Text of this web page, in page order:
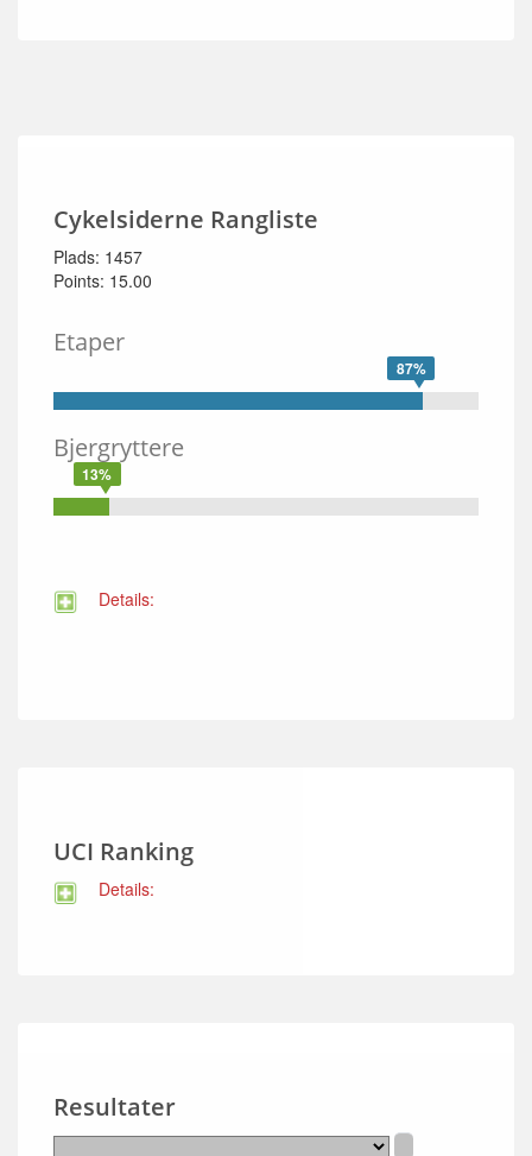
Cykelsiderne Rangliste
Plads: 1457
Points: 15.00
Etaper
87%
Bjergryttere
13%
Details:
UCI Ranking
Details:
Resultater